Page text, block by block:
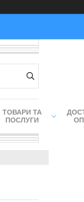
ТОВАРИ ТА
ПОСЛУГИ